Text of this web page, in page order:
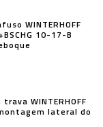
WINTERHOFF
10-17-B
WINTERHOFF
lateral do